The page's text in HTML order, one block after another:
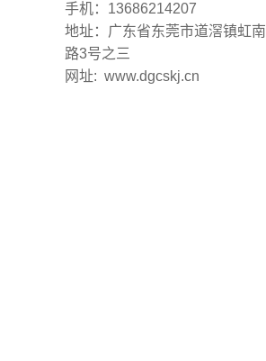
手机：13686214207
地址：广东省东莞市道滘镇虹南
路3号之三
网址: www.dgcskj.cn